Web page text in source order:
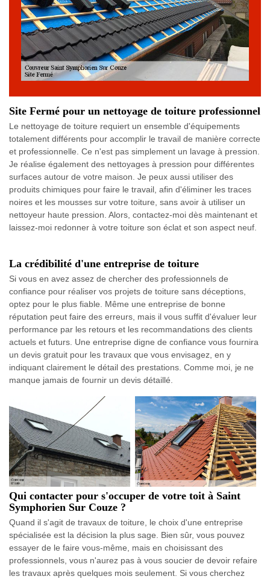
Site Fermé pour un nettoyage de toiture professionnel
Le nettoyage de toiture requiert un ensemble d'équipements
totalement différents pour accomplir le travail de manière correcte
et professionnelle. Ce n'est pas simplement un lavage à pression.
Je réalise également des nettoyages à pression pour différentes
surfaces autour de votre maison. Je peux aussi utiliser des
produits chimiques pour faire le travail, afin d'éliminer les traces
noires et les mousses sur votre toiture, sans avoir à utiliser un
nettoyeur haute pression. Alors, contactez-moi dès maintenant et
laissez-moi redonner à votre toiture son éclat et son aspect neuf.
La crédibilité d'une entreprise de toiture
Si vous en avez assez de chercher des professionnels de
confiance pour réaliser vos projets de toiture sans déceptions,
optez pour le plus fiable. Même une entreprise de bonne
réputation peut faire des erreurs, mais il vous suffit d'évaluer leur
performance par les retours et les recommandations des clients
actuels et futurs. Une entreprise digne de confiance vous fournira
un devis gratuit pour les travaux que vous envisagez, en y
indiquant clairement le détail des prestations. Comme moi, je ne
manque jamais de fournir un devis détaillé.
Qui contacter pour s'occuper de votre toit à Saint
Symphorien Sur Couze ?
Quand il s'agit de travaux de toiture, le choix d'une entreprise
spécialisée est la décision la plus sage. Bien sûr, vous pouvez
essayer de le faire vous-même, mais en choisissant des
professionnels, vous n'aurez pas à vous soucier de devoir refaire
les travaux après quelques mois seulement. Si vous cherchez